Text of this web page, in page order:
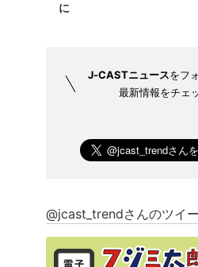
に
J-CASTニュースをフ
最新情報をチェ
@jcast_trendさんのツイ